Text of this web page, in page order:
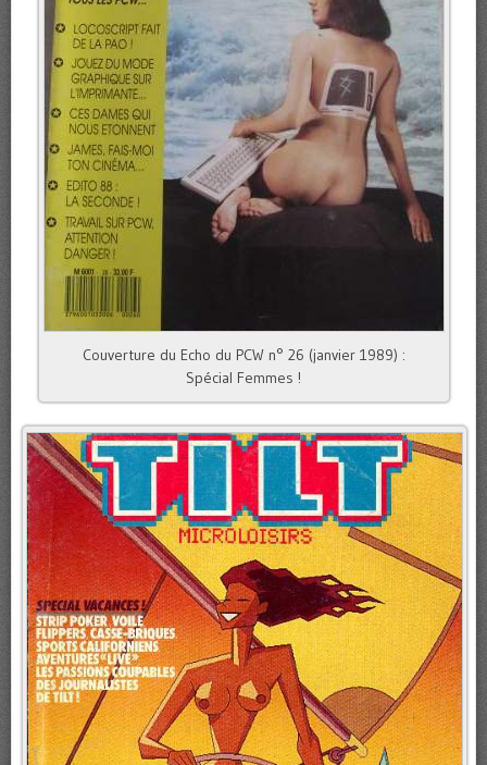
Couverture du Echo du PCW n° 26 (janvier 1989) :
Spécial Femmes !